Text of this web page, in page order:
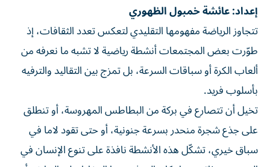
إعداد: عائشة خمبول الظهوري
تتجاوز الرياضة مفهومها التقليدي لتعكس تعدد الثقافات، إذ
طوّرت بعض المجتمعات أنشطة رياضية لا تشبه ما نعرفه من
ألعاب الكرة أو سباقات السرعة، بل تمزج بين التقاليد والترفيه
بأسلوب فريد.
تخيل أن تتصارع في بركة من البطاطس المهروسة، أو تنطلق
على جذع شجرة منحدر بسرعة جنونية، أو حتى تقود لاما في
سباق خيري، تشكّل هذه الأنشطة نافذة على تنوع الإنسان في